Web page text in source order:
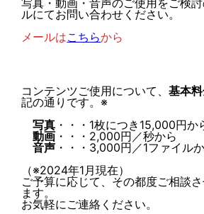
ルにてお問い合わせください。
メールはこちらから
コンテンツご使用について、基本
記の通りです。※
写真 ・・・1枚につき15,000円か
動画 ・・・2,000円／秒から
音声 ・・・3,000円／1ファイル
（※2024年1月現在）
ご予算に応じて、その都度ご相談
ます。
お気軽にご連絡ください。